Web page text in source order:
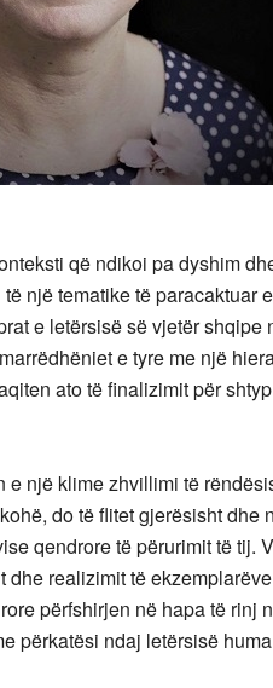
që ndikoi pa dyshim
një tematike të paracaktuar
e letërsisë së vjetër shqipe
e tyre me një
ato të ﬁnalizimit për
një klime zhvillimi të
do të ﬂitet gjerësisht dhe
qendrore të përurimit të tij.
realizimit të
përfshirjen në hapa të rinj
përkatësi ndaj letërsisë